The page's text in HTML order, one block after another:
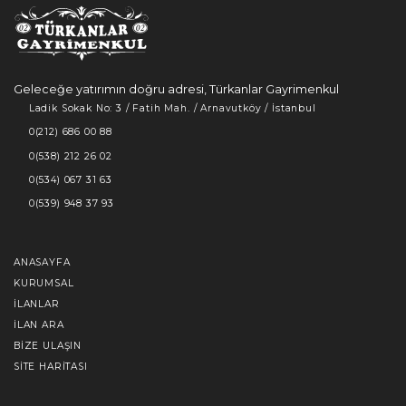
Geleceğe yatırımın doğru adresi, Türkanlar Gayrimenkul
Ladik Sokak No: 3 / Fatih Mah. / Arnavutköy / İstanbul
0(212) 686 00 88
0(538) 212 26 02
0(534) 067 31 63
0(539) 948 37 93
ANASAYFA
KURUMSAL
İLANLAR
İLAN ARA
BIZE ULAŞIN
SITE HARITASI